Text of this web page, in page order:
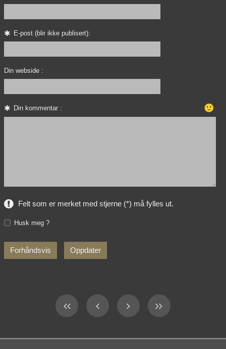
E-post (blir ikke publisert):
Din webside :
Din kommentar : 🙂
Felt som er merket med stjerne (*) må fylles ut.
Husk meg ?